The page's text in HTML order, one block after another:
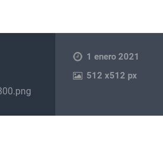
1 enero 2021
512x512 px